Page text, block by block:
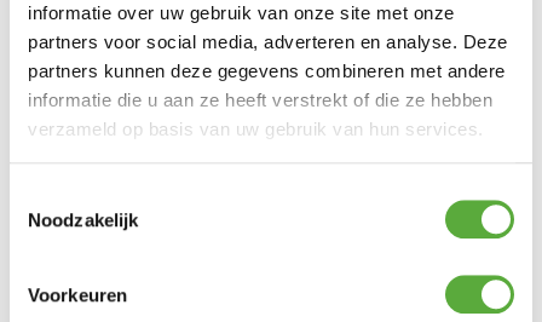
informatie over uw gebruik van onze site met onze
partners voor social media, adverteren en analyse. Deze
partners kunnen deze gegevens combineren met andere
informatie die u aan ze heeft verstrekt of die ze hebben
verzameld op basis van uw gebruik van hun services.
Noodzakelijk
Voorkeuren
BIJPASSENDE ACCESSOIRES EN ALTERNATIEVE
PRODUCTEN
Lorenzo Plantenbak Laag – Natural
Gratis verzending vanaf €250,-*